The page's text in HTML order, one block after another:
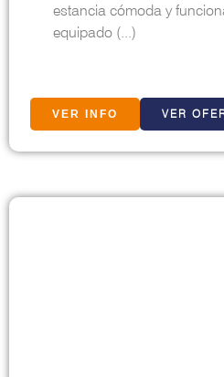
estancia cómoda y
equipado (...)
VER INFO VER